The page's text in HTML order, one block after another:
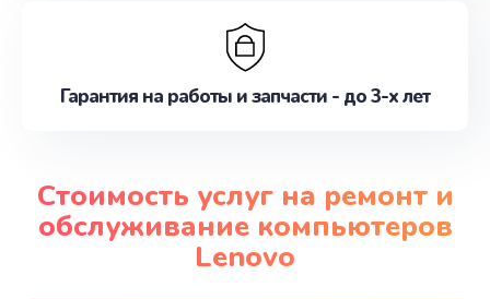
Гарантия на работы и запчасти - до 3-х лет
Стоимость услуг на ремонт и
обслуживание компьютеров
Lenovo